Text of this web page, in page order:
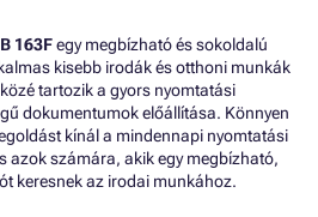
163Fegy megbízható és sokoldalú
kisebb irodák és otthoni munkák
tartozik a gyors nyomtatási
dokumentumok előállítása. Könnyen
kínál a mindennapi nyomtatási
azok számára, akik egy megbízható,
keresnek az irodai munkához.